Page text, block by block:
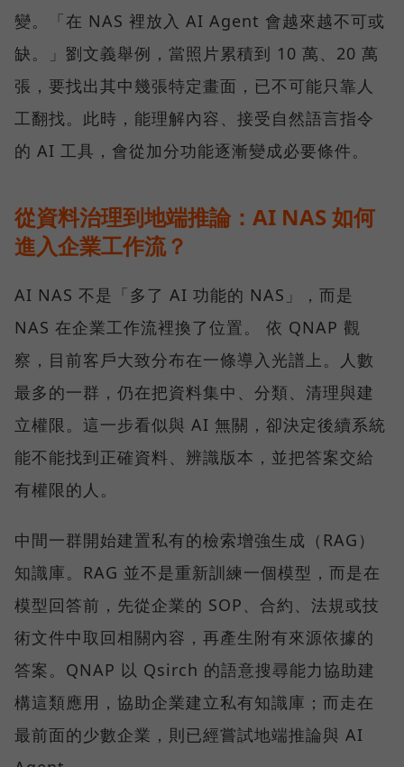
變。「在 NAS 裡放入 AI Agent 會越來越不可或
缺。」劉文義舉例，當照片累積到 10 萬、20 萬
張，要找出其中幾張特定畫面，已不可能只靠人
工翻找。此時，能理解內容、接受自然語言指令
的 AI 工具，會從加分功能逐漸變成必要條件。
從資料治理到地端推論：AI NAS 如何
進入企業工作流？
AI NAS 不是「多了 AI 功能的 NAS」，而是
NAS 在企業工作流裡換了位置。 依 QNAP 觀
察，目前客戶大致分布在一條導入光譜上。人數
最多的一群，仍在把資料集中、分類、清理與建
立權限。這一步看似與 AI 無關，卻決定後續系統
能不能找到正確資料、辨識版本，並把答案交給
有權限的人。
中間一群開始建置私有的檢索增強生成（RAG）
知識庫。RAG 並不是重新訓練一個模型，而是在
模型回答前，先從企業的 SOP、合約、法規或技
術文件中取回相關內容，再產生附有來源依據的
答案。QNAP 以 Qsirch 的語意搜尋能力協助建
構這類應用，協助企業建立私有知識庫；而走在
最前面的少數企業，則已經嘗試地端推論與 AI